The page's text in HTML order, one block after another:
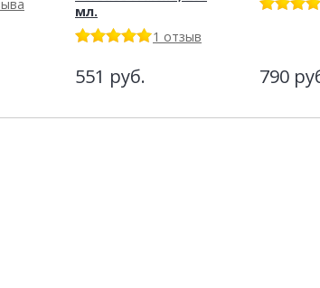
мл.
1 отзыв
551 руб. 790